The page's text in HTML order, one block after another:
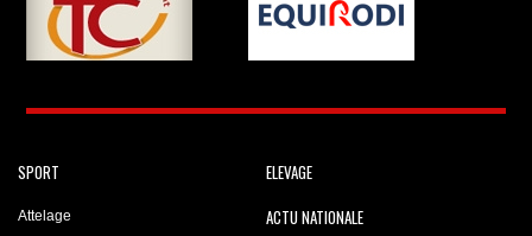
SPORT
Attelage
ELEVAGE
ACTU NATIONALE